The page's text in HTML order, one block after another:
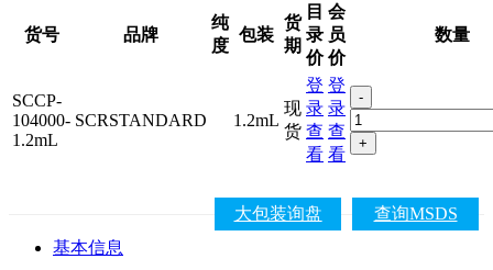
货号 品牌
纯
度
包装
货
期
目
录
价
会
员
价
数量
SCCP-
104000-
1.2mL
SCRSTANDARD 1.2mL
现
货
登
录
查
看
登
录
查
看
-
+
查询MSDS
大包装询盘
基本信息